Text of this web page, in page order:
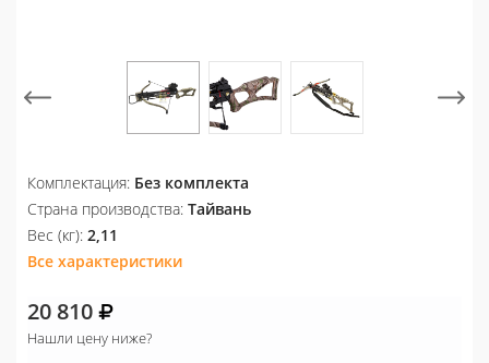
Комплектация: Без комплекта
Страна производства: Тайвань
Вес (кг): 2,11
Все характеристики
20 810
Нашли цену ниже?